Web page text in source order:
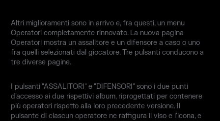
Altri miglioramenti sono in arrivo e, fra questi, un menu
Operatori completamente rinnovato. La nuova pagina
Operatori mostra un assalitore e un difensore a caso o uno
fra quelli selezionati dal giocatore. Tre pulsanti conducono a
tre diverse pagine.
I pulsanti "ASSALITORI" e "DIFENSORI" sono i due punti
d'accesso ai due rispettivi album, riprogettati per contenere
più operatori rispetto alla loro precedente versione. Il
pulsante di ciascun operatore ne raffigura il viso e l'icona, e